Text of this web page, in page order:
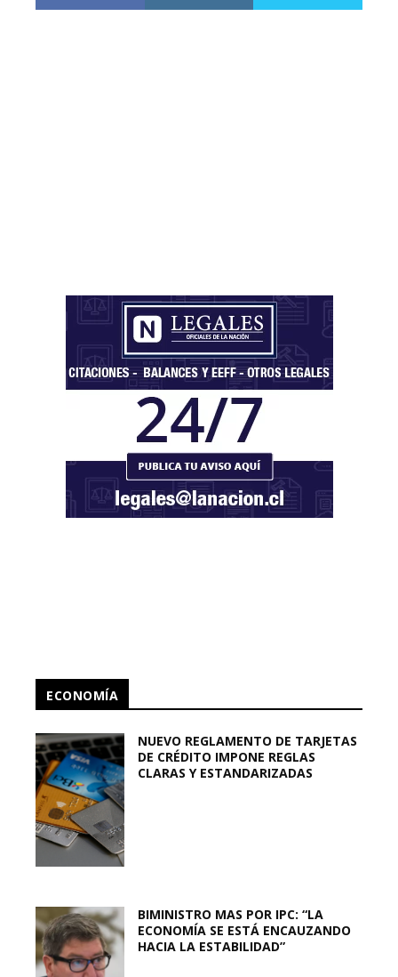
ECONOMÍA
NUEVO REGLAMENTO DE TARJETAS
DE CRÉDITO IMPONE REGLAS
CLARAS Y ESTANDARIZADAS
BIMINISTRO MAS POR IPC: “LA
ECONOMÍA SE ESTÁ ENCAUZANDO
HACIA LA ESTABILIDAD”